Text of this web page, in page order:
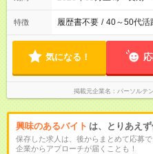
特徴 履歴書不要 / 40～50代活
気になる！
掲載元企業名 パーソルテ
興味のあるバイト は、とりあえ
保存した求人は、後からまとめて応募で
企業からアプローチが届くことも！